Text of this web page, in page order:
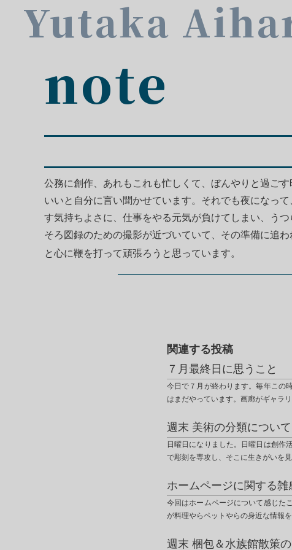
Yutaka
note
公務に創作、あれもこれも忙しくて、ぼんやりと過ご
いいと自分に言い聞かせています。それでも夜になっ
す気持ちよさに、仕事をやる元気が負けてしまい、う
そろ図録のための撮影が近づいていて、その準備に追
と心に鞭を打って頑張ろう
関連する投稿
７月最終日に思うこと
今日で７月が終わります。毎年この
はまだやっています。画廊がギャラ
週末 美術の分類について
日曜日になりました。日曜日は創作
で彫刻を専攻し、そこに生きがいを
ホームページに関する雑
今回はホームページについて感じた
が料理やらペットやらの身近な情報
週末 梱包＆水族館散策